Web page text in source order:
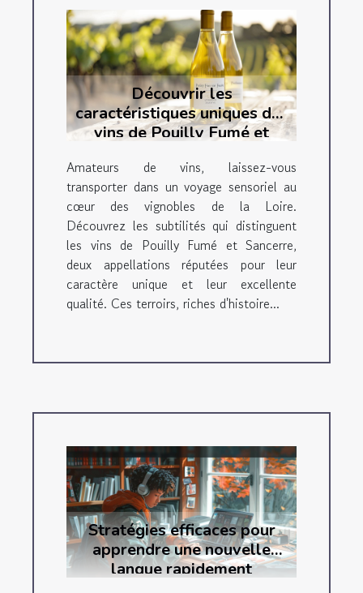
Découvrir les
caractéristiques uniques des
vins de Pouilly Fumé et
Amateurs de vins, laissez-vous
transporter dans un voyage sensoriel au
cœur des vignobles de la Loire.
Découvrez les subtilités qui distinguent
les vins de Pouilly Fumé et Sancerre,
deux appellations réputées pour leur
caractère unique et leur excellente
qualité. Ces terroirs, riches d'histoire...
Stratégies efficaces pour
apprendre une nouvelle
langue rapidement